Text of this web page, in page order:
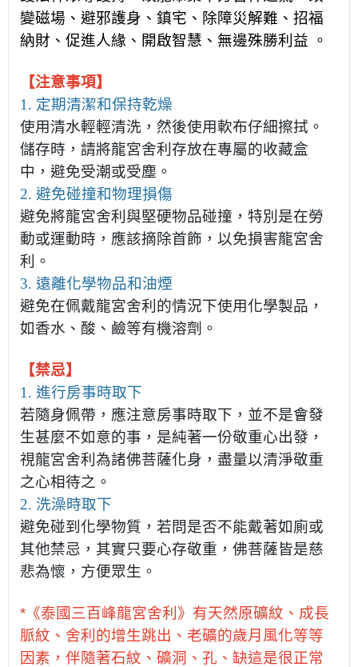
變磁場、避邪護身、鎮宅、除障災解難、招福
納財、促進人緣、開啟智慧、無邊殊勝利益 。
【注意事項】
1. 定期清潔和保持乾燥
使用清水輕輕清洗，然後使用軟布仔細擦拭。
儲存時，請將龍宮舍利存放在專屬的收藏盒
中，避免受潮或受塵。
2. 避免碰撞和物理損傷
避免將龍宮舍利與堅硬物品碰撞，特別是在勞
動或運動時，應該摘除首飾，以免損害龍宮舍
利。
3. 遠離化學物品和油煙
避免在佩戴龍宮舍利的情況下使用化學製品，
如香水、酸、鹼等有機溶劑。
【禁忌】
1. 進行房事時取下
若隨身佩帶，應注意房事時取下，並不是會發
生甚麼不如意的事，是純著一份敬重心出發，
視龍宮舍利為諸佛菩薩化身，盡量以清淨敬重
之心相待之。
2. 洗澡時取下
避免碰到化學物質，若問是否不能戴著如廁或
其他禁忌，其實只要心存敬重，佛菩薩皆是慈
悲為懷，方便眾生。
*《泰國三百峰龍宮舍利》有天然原礦紋、成長
脈紋、舍利的增生跳出、老礦的歲月風化等等
因素，伴隨著石紋、礦洞、孔、缺這是很正常